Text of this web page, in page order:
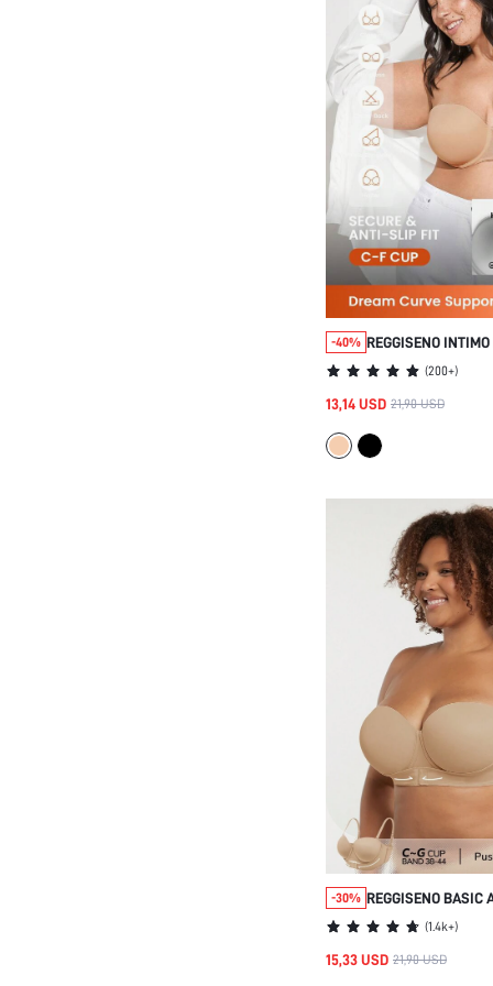
-40% REGGISENO
TAGLIA CURVY,
PUSH-UP, CON
INDUMENTO
MATRIMONIO
(200+)
13,14 USD 21,90 USD
-30% REGGISENO BASIC
CHIUSURA
SUPPORTO CURVA
(1.4k+)
15,33 USD 21,90 USD